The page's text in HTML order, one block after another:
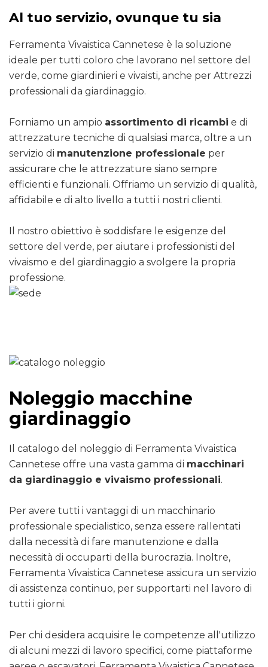
Al tuo servizio, ovunque tu sia
Ferramenta Vivaistica Cannetese è la soluzione
ideale per tutti coloro che lavorano nel settore del
verde, come giardinieri e vivaisti, anche per Attrezzi
professionali da giardinaggio.
Forniamo un ampio assortimento di ricambi e di
attrezzature tecniche di qualsiasi marca, oltre a un
servizio di manutenzione professionale per
assicurare che le attrezzature siano sempre
efficienti e funzionali. Offriamo un servizio di qualità,
affidabile e di alto livello a tutti i nostri clienti.
Il nostro obiettivo è soddisfare le esigenze del
settore del verde, per aiutare i professionisti del
vivaismo e del giardinaggio a svolgere la propria
professione.
Noleggio macchine
giardinaggio
Il catalogo del noleggio di Ferramenta Vivaistica
Cannetese offre una vasta gamma di macchinari
da giardinaggio e vivaismo professionali.
Per avere tutti i vantaggi di un macchinario
professionale specialistico, senza essere rallentati
dalla necessità di fare manutenzione e dalla
necessità di occuparti della burocrazia. Inoltre,
Ferramenta Vivaistica Cannetese assicura un servizio
di assistenza continuo, per supportarti nel lavoro di
tutti i giorni.
Per chi desidera acquisire le competenze all'utilizzo
di alcuni mezzi di lavoro specifici, come piattaforme